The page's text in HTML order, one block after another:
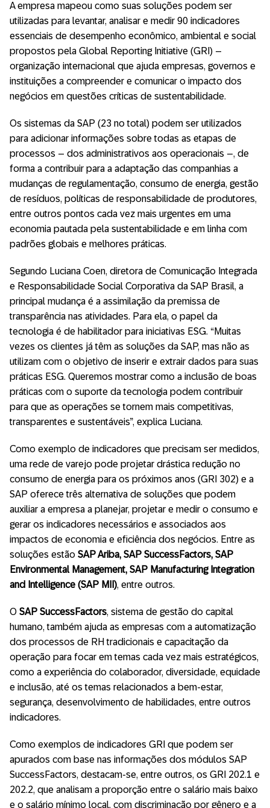
A empresa mapeou como suas soluções podem ser
utilizadas para levantar, analisar e medir 90 indicadores
essenciais de desempenho econômico, ambiental e social
propostos pela Global Reporting Initiative (GRI) –
organização internacional que ajuda empresas, governos e
instituições a compreender e comunicar o impacto dos
negócios em questões críticas de sustentabilidade.
Os sistemas da SAP (23 no total) podem ser utilizados
para adicionar informações sobre todas as etapas de
processos – dos administrativos aos operacionais –, de
forma a contribuir para a adaptação das companhias a
mudanças de regulamentação, consumo de energia, gestão
de resíduos, políticas de responsabilidade de produtores,
entre outros pontos cada vez mais urgentes em uma
economia pautada pela sustentabilidade e em linha com
padrões globais e melhores práticas.
Segundo Luciana Coen, diretora de Comunicação Integrada
e Responsabilidade Social Corporativa da SAP Brasil, a
principal mudança é a assimilação da premissa de
transparência nas atividades. Para ela, o papel da
tecnologia é de habilitador para iniciativas ESG. “Muitas
vezes os clientes já têm as soluções da SAP, mas não as
utilizam com o objetivo de inserir e extrair dados para suas
práticas ESG. Queremos mostrar como a inclusão de boas
práticas com o suporte da tecnologia podem contribuir
para que as operações se tornem mais competitivas,
transparentes e sustentáveis”, explica Luciana.
Como exemplo de indicadores que precisam ser medidos,
uma rede de varejo pode projetar drástica redução no
consumo de energia para os próximos anos (GRI 302) e a
SAP oferece três alternativa de soluções que podem
auxiliar a empresa a planejar, projetar e medir o consumo e
gerar os indicadores necessários e associados aos
impactos de economia e eficiência dos negócios. Entre as
soluções estão SAP Ariba, SAP SuccessFactors, SAP
Environmental Management, SAP Manufacturing Integration
and Intelligence (SAP MII), entre outros.
O SAP SuccessFactors, sistema de gestão do capital
humano, também ajuda as empresas com a automatização
dos processos de RH tradicionais e capacitação da
operação para focar em temas cada vez mais estratégicos,
como a experiência do colaborador, diversidade, equidade
e inclusão, até os temas relacionados a bem-estar,
segurança, desenvolvimento de habilidades, entre outros
indicadores.
Como exemplos de indicadores GRI que podem ser
apurados com base nas informações dos módulos SAP
SuccessFactors, destacam-se, entre outros, os GRI 202.1 e
202.2, que analisam a proporção entre o salário mais baixo
e o salário mínimo local, com discriminação por gênero e a